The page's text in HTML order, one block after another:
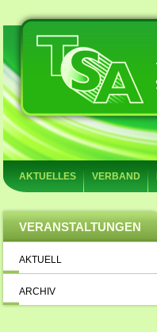
AKTUELLES VERBAND
VERANSTALTUNGEN
AKTUELL
ARCHIV